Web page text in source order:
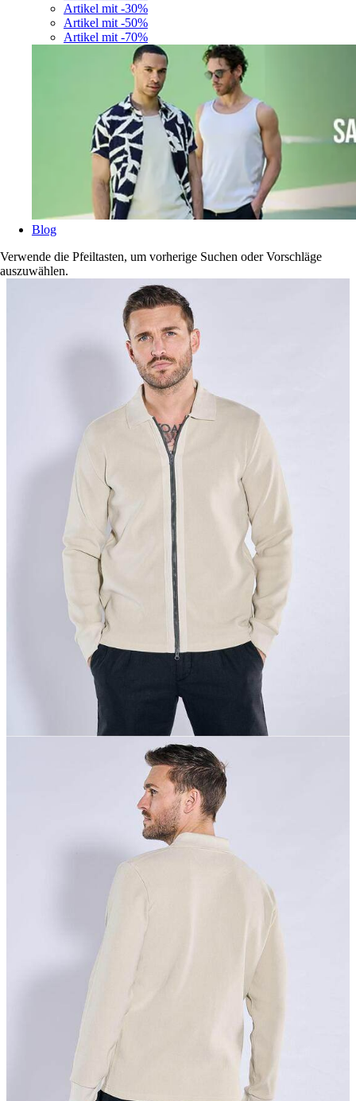
Artikel mit -30%
Artikel mit -50%
Artikel mit -70%
Blog
Verwende die Pfeiltasten, um vorherige Suchen oder Vorschläge
auszuwählen.